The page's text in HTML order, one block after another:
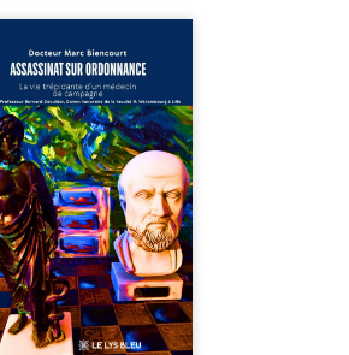
sur ordonnance –
trépidante d’un médecin
est la réédition
et actualisée du
du Docteur Marc
ancien médecin de
qui revient sur son
médical, syndical et
Depuis septembre
il raconte le long combat
conduit à être écarté du
médical, malgré une
de première instance